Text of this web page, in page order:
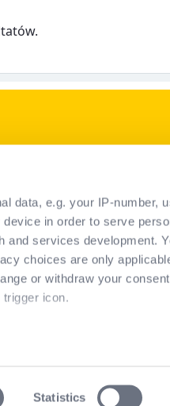
data, e.g. your IP-number,
in order to serve
and services development.
choices are only
or withdraw your
icon.
specific characteristics
Statistics
Systemy stałego
Informacje prawne